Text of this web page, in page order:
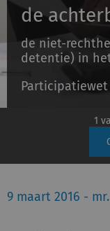
de
de niet-
detentie) in
Participatiewet
1
9 maart 2016 -